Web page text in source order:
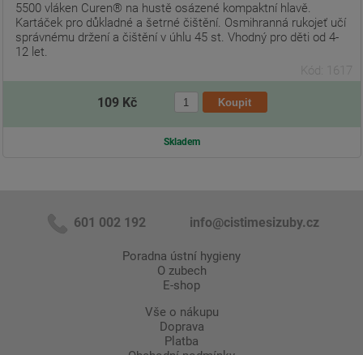
5500 vláken Curen® na hustě osázené kompaktní hlavě.
Kartáček pro důkladné a šetrné čištění. Osmihranná rukojeť učí
správnému držení a čištění v úhlu 45 st. Vhodný pro děti od 4-
12 let.
Kód: 1617
109 Kč
Skladem
601 002 192 info@cistimesizuby.cz
Poradna ústní hygieny
O zubech
E-shop
Vše o nákupu
Doprava
Platba